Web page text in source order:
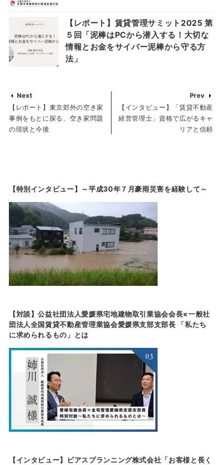
【レポート】賃貸管理サミット2025 第
５回「泥棒はPCから潜入する！大切な
情報とお金をサイバー泥棒から守る方
法」
Next
【レポート】東京郊外の空き家
事例をもとに探る、空き家問題
の現状と今後
Prev
【インタビュー】「賃貸不動産
経営管理士」資格で広がるキャ
リアと信頼
【特別インタビュー】～平成30年７月豪雨災害を経験して～
【対談】公益社団法人愛媛県宅地建物取引業協会会長×一般社
団法人全国賃貸不動産管理業協会愛媛県支部支部長 「私たち
に求められるもの」とは
【インタビュー】ビアスプランニング株式会社「お客様と長く